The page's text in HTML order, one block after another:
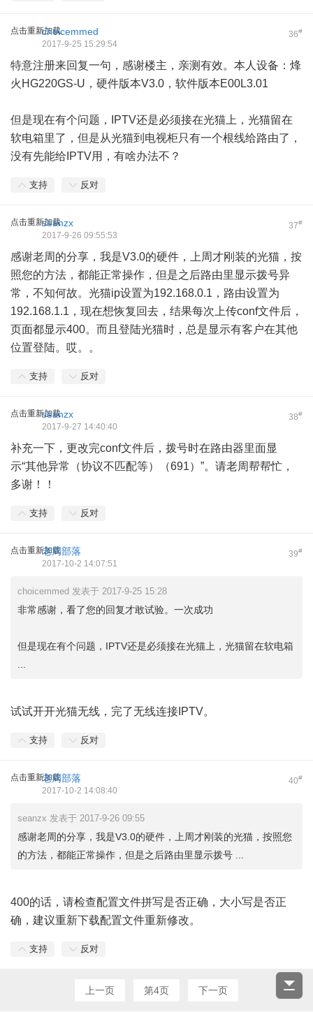
点击重新加载 36#
choicemmed
2017-9-25 15:29:54
特意注册来回复一句，感谢楼主，亲测有效。本人设备：烽
火HG220GS-U，硬件版本V3.0，软件版本E00L3.01
但是现在有个问题，IPTV还是必须接在光猫上，光猫留在
软电箱里了，但是从光猫到电视柜只有一个根线给路由了，
没有先能给IPTV用，有啥办法不？
支持 反对
点击重新加载 37#
seanzx
2017-9-26 09:55:53
感谢老周的分享，我是V3.0的硬件，上周才刚装的光猫，按
照您的方法，都能正常操作，但是之后路由里显示拨号异
常，不知何故。光猫ip设置为192.168.0.1，路由设置为
192.168.1.1，现在想恢复回去，结果每次上传conf文件后，
页面都显示400。而且登陆光猫时，总是显示有客户在其他
位置登陆。哎。。
支持 反对
点击重新加载 38#
seanzx
2017-9-27 14:40:40
补充一下，更改完conf文件后，拨号时在路由器里面显
示“其他异常（协议不匹配等）（691）”。请老周帮帮忙，
多谢！！
支持 反对
点击重新加载 39#
老周部落
2017-10-2 14:07:51
choicemmed 发表于 2017-9-25 15:28
非常感谢，看了您的回复才敢试验。一次成功
但是现在有个问题，IPTV还是必须接在光猫上，光猫留在软电箱
试试开开光猫无线，完了无线连接IPTV。
支持 反对
点击重新加载 40#
老周部落
2017-10-2 14:08:40
seanzx 发表于 2017-9-26 09:55
感谢老周的分享，我是V3.0的硬件，上周才刚装的光猫，按照您
的方法，都能正常操作，但是之后路由里显示拨号 ...
400的话，请检查配置文件拼写是否正确，大小写是否正
确，建议重新下载配置文件重新修改。
支持 反对
上一页 第4页 下一页